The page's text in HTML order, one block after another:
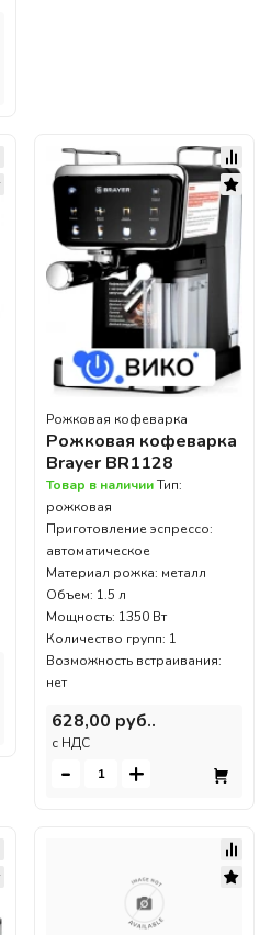
Рожковая кофеварка
Рожковая кофеварка
Brayer BR1128
Товар в наличииТип:
рожковая
Приготовление эспрессо:
автоматическое
Материал рожка: металл
Объем: 1.5 л
Мощность: 1350 Вт
Количество групп: 1
Возможность встраивания:
нет
628,00 руб..
c НДС
- +